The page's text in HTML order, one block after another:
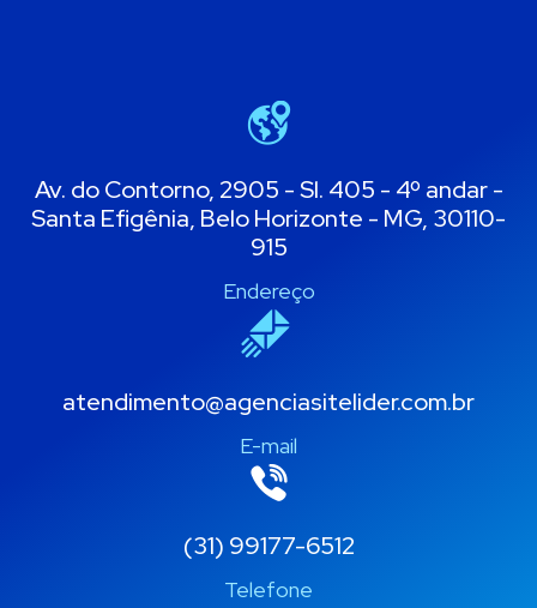
Av. do Contorno, 2905 - Sl. 405 - 4º andar -
Santa Efigênia, Belo Horizonte - MG, 30110-
915
Endereço
atendimento@agenciasitelider.com.br
E-mail
(31) 99177-6512
Telefone